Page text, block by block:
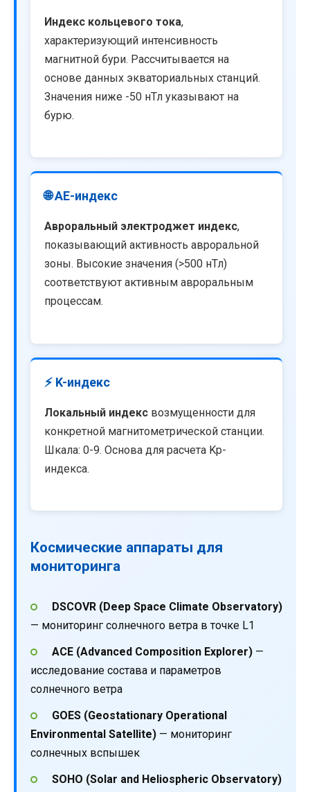
Индекс кольцевого тока,
характеризующий интенсивность
магнитной бури. Рассчитывается на
основе данных экваториальных станций.
Значения ниже -50 нТл указывают на
бурю.
🌐 AE-индекс
Авроральный электроджет индекс,
показывающий активность авроральной
зоны. Высокие значения (>500 нТл)
соответствуют активным авроральным
процессам.
⚡ K-индекс
Локальный индекс возмущенности для
конкретной магнитометрической станции.
Шкала: 0-9. Основа для расчета Kp-
индекса.
Космические аппараты для
мониторинга
DSCOVR (Deep Space Climate Observatory)
— мониторинг солнечного ветра в точке L1
ACE (Advanced Composition Explorer)—
исследование состава и параметров
солнечного ветра
GOES (Geostationary Operational
Environmental Satellite) — мониторинг
солнечных вспышек
SOHO (Solar and Heliospheric Observatory)